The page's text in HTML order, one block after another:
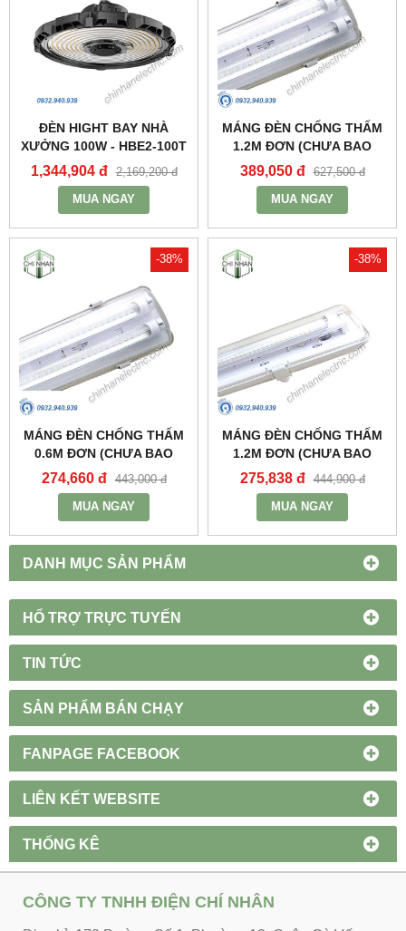
DANH MỤC SẢN PHẨM
HỔ TRỢ TRỰC TUYẾN
TIN TỨC
SẢN PHẨM BÁN CHẠY
FANPAGE FACEBOOK
LIÊN KẾT WEBSITE
THỐNG KÊ
ĐÈN HIGHT BAY NHÀ
XƯỞNG 100W - HBE2-100T
- MPE
1,344,904 đ 2,169,200 đ
MUA NGAY
MÁNG ĐÈN CHỐNG THẤM
1.2M ĐƠN (CHƯA BAO
GỒM BÓNG VÀ TĂNG PHÔ)
- MWP-236 - MPE
389,050 đ 627,500 đ
MUA NGAY
-38%
MÁNG ĐÈN CHỐNG THẤM
0.6M ĐƠN (CHƯA BAO
GỒM BÓNG VÀ TĂNG PHÔ)
- MWP-218 - MPE
274,660 đ 443,000 đ
MUA NGAY
-38%
MÁNG ĐÈN CHỐNG THẤM
1.2M ĐƠN (CHƯA BAO
GỒM BÓNG VÀ TĂNG PHÔ)
- MWP-136 - MPE
275,838 đ 444,900 đ
MUA NGAY
CÔNG TY TNHH ĐIỆN CHÍ NHÂN